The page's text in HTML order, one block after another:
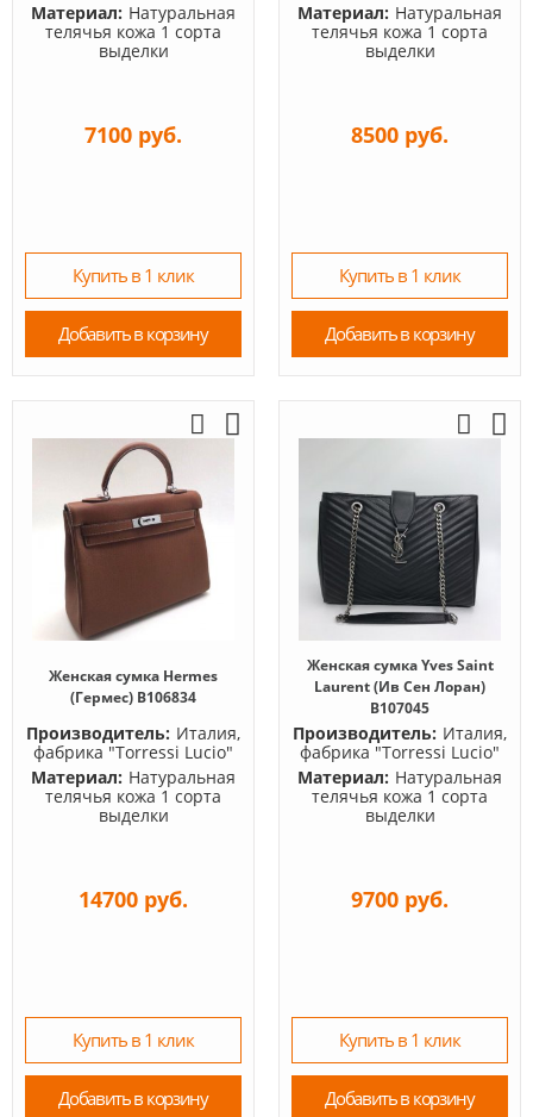
Материал: Натуральная
телячья кожа 1 сорта
выделки
7100 руб.
Купить в 1 клик
Добавить в корзину
Материал: Натуральная
телячья кожа 1 сорта
выделки
8500 руб.
Купить в 1 клик
Добавить в корзину
Женская сумка Hermes
(Гермес) B106834
Производитель: Италия,
фабрика "Torressi Lucio"
Материал: Натуральная
телячья кожа 1 сорта
выделки
14700 руб.
Купить в 1 клик
Добавить в корзину
Женская сумка Yves Saint
Laurent (Ив Сен Лоран)
B107045
Производитель: Италия,
фабрика "Torressi Lucio"
Материал: Натуральная
телячья кожа 1 сорта
выделки
9700 руб.
Купить в 1 клик
Добавить в корзину